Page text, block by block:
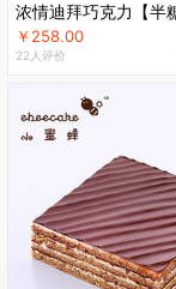
￥258.00
22人评价